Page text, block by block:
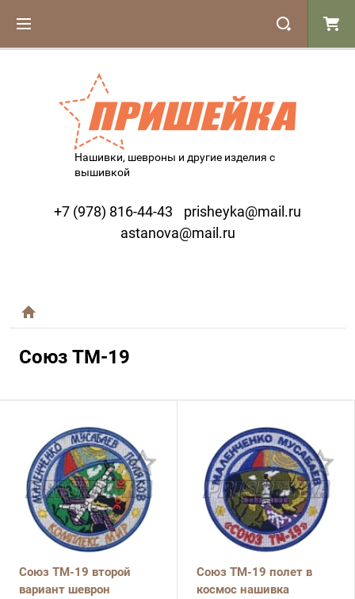
Нашивки, шевроны и другие изделия с
вышивкой
+7 (978) 816-44-43
prisheyka@mail.ru
astanova@mail.ru
Союз ТМ-19
Союз ТМ-19 второй
вариант шеврон
Союз ТМ-19 полет в
космос нашивка